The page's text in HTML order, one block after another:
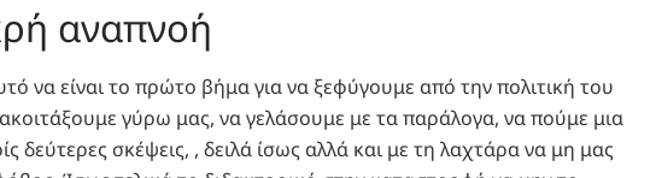
αναπνοή
να είναι το πρώτο βήμα για να ξεφύγουμε από την πολιτική του
γύρω μας, να γελάσουμε με τα παράλογα, να πούμε μια
δεύτερες σκέψεις, , δειλά ίσως αλλά και με τη λαχτάρα να μη μας